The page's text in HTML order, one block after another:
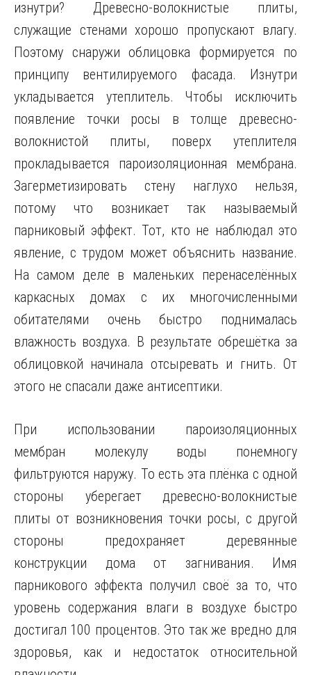
изнутри? Древесно-волокнистые плиты,
служащие стенами хорошо пропускают влагу.
Поэтому снаружи облицовка формируется по
принципу вентилируемого фасада. Изнутри
укладывается утеплитель. Чтобы исключить
появление точки росы в толще древесно-
волокнистой плиты, поверх утеплителя
прокладывается пароизоляционная мембрана.
Загерметизировать стену наглухо нельзя,
потому что возникает так называемый
парниковый эффект. Тот, кто не наблюдал это
явление, с трудом может объяснить название.
На самом деле в маленьких перенаселённых
каркасных домах с их многочисленными
обитателями очень быстро поднималась
влажность воздуха. В результате обрешётка за
облицовкой начинала отсыревать и гнить. От
этого не спасали даже антисептики.
При использовании пароизоляционных
мембран молекулу воды понемногу
фильтруются наружу. То есть эта плёнка с одной
стороны уберегает древесно-волокнистые
плиты от возникновения точки росы, с другой
стороны предохраняет деревянные
конструкции дома от загнивания. Имя
парникового эффекта получил своё за то, что
уровень содержания влаги в воздухе быстро
достигал 100 процентов. Это так же вредно для
здоровья, как и недостаток относительной